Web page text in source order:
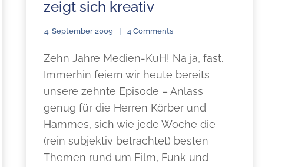
zeigt sich kreativ
4. September 2009 4 Comments
Zehn Jahre Medien-KuH! Na ja, fast.
Immerhin feiern wir heute bereits
unsere zehnte Episode – Anlass
genug für die Herren Körber und
Hammes, sich wie jede Woche die
(rein subjektiv betrachtet) besten
Themen rund um Film, Funk und